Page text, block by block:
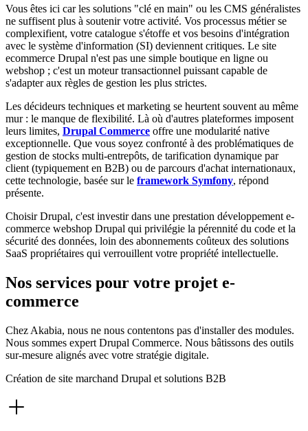
Vous êtes ici car les solutions "clé en main" ou les CMS généralistes
ne suffisent plus à soutenir votre activité. Vos processus métier se
complexifient, votre catalogue s'étoffe et vos besoins d'intégration
avec le système d'information (SI) deviennent critiques. Le site
ecommerce Drupal n'est pas une simple boutique en ligne ou
webshop ; c'est un moteur transactionnel puissant capable de
s'adapter aux règles de gestion les plus strictes.
Les décideurs techniques et marketing se heurtent souvent au même
mur : le manque de flexibilité. Là où d'autres plateformes imposent
leurs limites, Drupal Commerce offre une modularité native
exceptionnelle. Que vous soyez confronté à des problématiques de
gestion de stocks multi-entrepôts, de tarification dynamique par
client (typiquement en B2B) ou de parcours d'achat internationaux,
cette technologie, basée sur le framework Symfony, répond
présente.
Choisir Drupal, c'est investir dans une prestation développement e-
commerce webshop Drupal qui privilégie la pérennité du code et la
sécurité des données, loin des abonnements coûteux des solutions
SaaS propriétaires qui verrouillent votre propriété intellectuelle.
Nos services pour votre projet e-
commerce
Chez Akabia, nous ne nous contentons pas d'installer des modules.
Nous sommes expert Drupal Commerce. Nous bâtissons des outils
sur-mesure alignés avec votre stratégie digitale.
Création de site marchand Drupal et solutions B2B